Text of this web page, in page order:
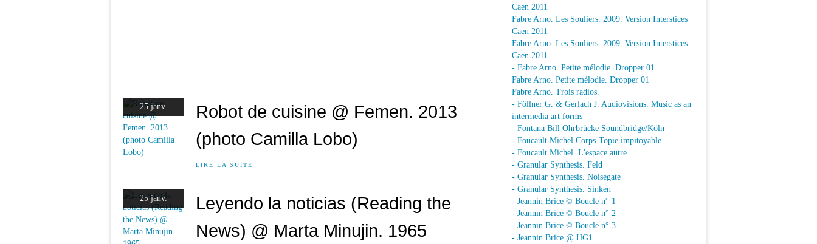
25 janv.
Robot de cuisine @ Femen. 2013
(photo Camilla Lobo)
LIRE LA SUITE
25 janv.
Leyendo la noticias (Reading the
News) @ Marta Minujin. 1965
Caen 2011
Fabre Arno. Les Souliers. 2009. Version Interstices
Caen 2011
Fabre Arno. Les Souliers. 2009. Version Interstices
Caen 2011
- Fabre Arno. Petite mélodie. Dropper 01
Fabre Arno. Petite mélodie. Dropper 01
Fabre Arno. Trois radios.
- Föllner G. & Gerlach J. Audiovisions. Music as an
intermedia art forms
- Fontana Bill Ohrbrücke Soundbridge/Köln
- Foucault Michel Corps-Topie impitoyable
- Foucault Michel. L'espace autre
- Granular Synthesis. Feld
- Granular Synthesis. Noisegate
- Granular Synthesis. Sinken
- Jeannin Brice © Boucle n° 1
- Jeannin Brice © Boucle n° 2
- Jeannin Brice © Boucle n° 3
- Jeannin Brice @ HG1